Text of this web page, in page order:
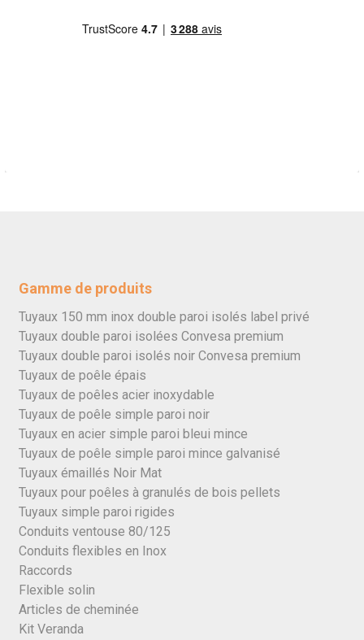
Gamme de produits
Tuyaux 150 mm inox double paroi isolés label privé
Tuyaux double paroi isolées Convesa premium
Tuyaux double paroi isolés noir Convesa premium
Tuyaux de poêle épais
Tuyaux de poêles acier inoxydable
Tuyaux de poêle simple paroi noir
Tuyaux en acier simple paroi bleui mince
Tuyaux de poêle simple paroi mince galvanisé
Tuyaux émaillés Noir Mat
Tuyaux pour poêles à granulés de bois pellets
Tuyaux simple paroi rigides
Conduits ventouse 80/125
Conduits flexibles en Inox
Raccords
Flexible solin
Articles de cheminée
Kit Veranda